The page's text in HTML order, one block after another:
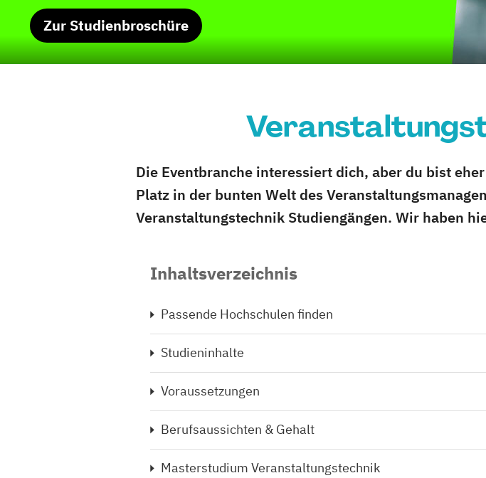
Zur Studienbroschüre
Die Eventbranche interessiert dich, aber du bist
Platz in der bunten Welt des
Veranstaltungstechnik Studiengängen. Wir haben
Inhaltsverzeichnis
Passende Hochschulen finden
Studieninhalte
Voraussetzungen
Berufsaussichten & Gehalt
Masterstudium Veranstaltungstechnik